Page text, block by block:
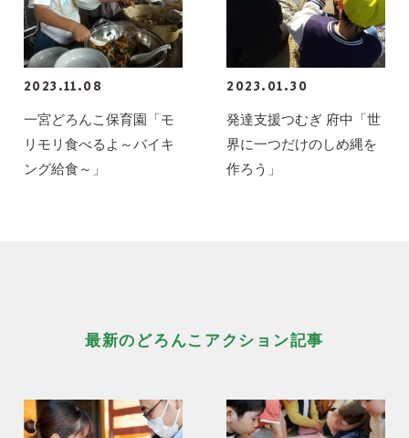
2023.11.08
一宮どろんこ保育園「モ
リモリ食べるよ～バイキ
ング給食～」
2023.01.30
発達支援つむぎ 府中「世
界に一つだけのしめ縄を
作ろう」
最新のどろんこアクション記事